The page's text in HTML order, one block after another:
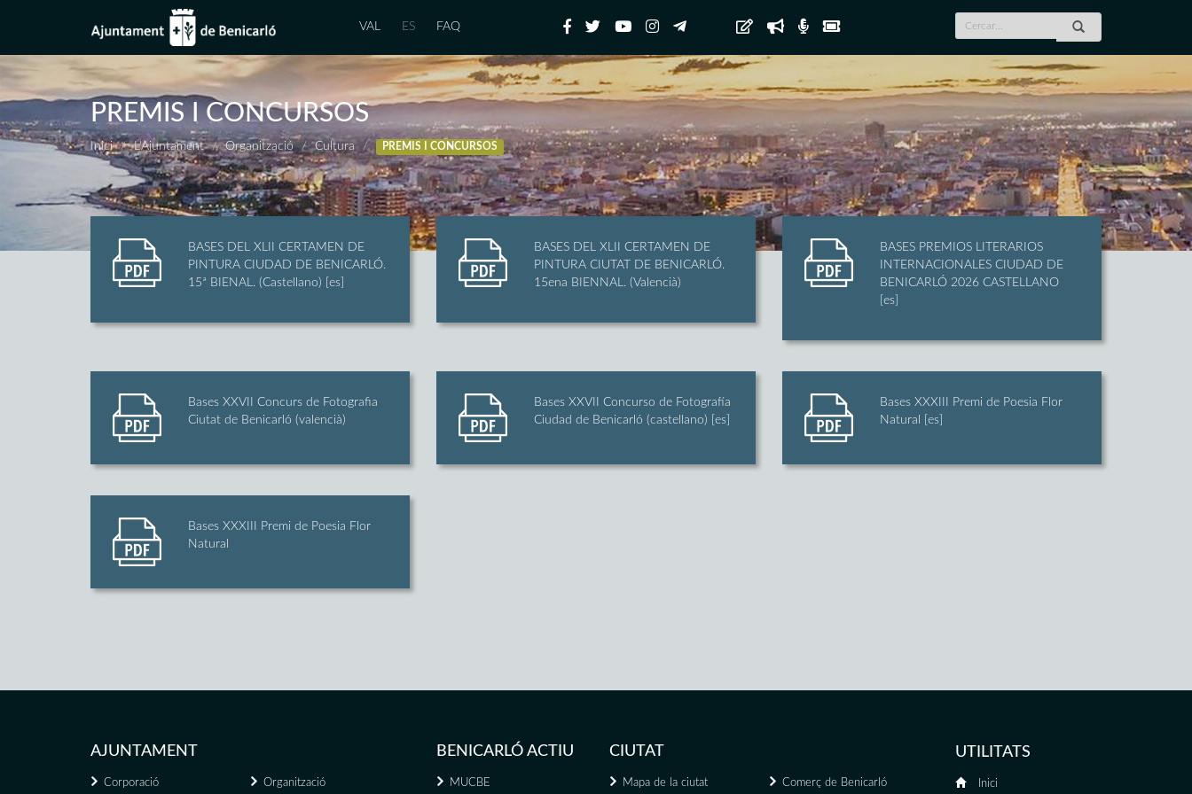
VAL ES FAQ
PREMIS I CONCURSOS
Inici L'Ajuntament Organització Cultura PREMIS I CONCURSOS
BASES DEL XLII CERTAMEN DE
PINTURA CIUDAD DE BENICARLÓ.
15ª BIENAL. (Castellano) [es]
BASES DEL XLII CERTAMEN DE
PINTURA CIUTAT DE BENICARLÓ.
15ena BIENNAL. (Valencià)
BASES PREMIOS LITERARIOS
INTERNACIONALES CIUDAD DE
BENICARLÓ 2026 CASTELLANO
[es]
Bases XXVII Concurs de Fotografia
Ciutat de Benicarló (valencià)
Bases XXVII Concurso de Fotografía
Ciudad de Benicarló (castellano) [es]
Bases XXXIII Premi de Poesia Flor
Natural [es]
Bases XXXIII Premi de Poesia Flor
Natural
AJUNTAMENT
Corporació Organització
BENICARLÓ ACTIU
MUCBE
CIUTAT
Mapa de la ciutat Comerç de Benicarló
UTILITATS
Inici